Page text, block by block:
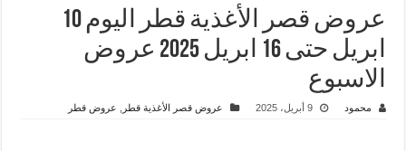
عروض قصر الأغذية قطر اليوم 10
ابريل حتى 16 ابريل 2025 عروض
الاسبوع
محمود 9 أبريل، 2025 عروض قصر الأغذية قطر عروض قطر